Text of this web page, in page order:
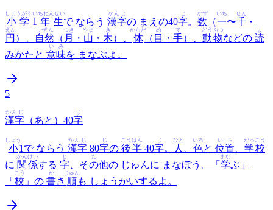
小学1年生
しょうがくいちねんせい
で ならう 漢字
かんじ
の まえの40字
じ
。 数
かず
（一
いち
〜千
せん
・
円
えん
）、 自然
しぜん
（ 月
つき
・ 山
やま
・ 木
き
）、 体
からだ
（ 目
め
・ 手
て
）、 動物
どうぶつ
などの 読
よ
みかたと 意味
いみ
を まなぶよ。
5
漢字
かんじ
（あと）40字
じ
小
しょう
1で ならう 漢字
かんじ
80字
じ
の 後半
こうはん
40字
じ
。 人
ひと
色
いろ
と 位置
いち
学校
がっこう
に 関係
かんけい
する 字
じ
その他
た
の じゅんに まなぼう。「 学
まな
ぶ」
「 校
こう
」の 書
か
き 順
じゅん
も しょうかいするよ。